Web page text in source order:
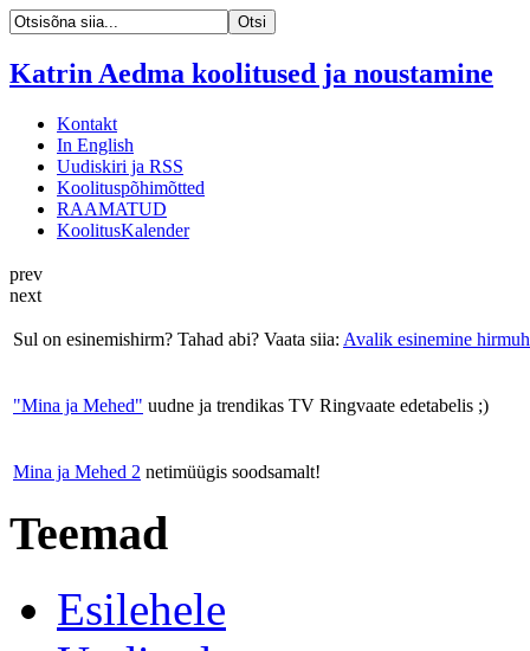
Katrin Aedma koolitused ja noustamine
Kontakt
In English
Uudiskiri ja RSS
Koolituspõhimõtted
RAAMATUD
KoolitusKalender
prev
next
Sul on esinemishirm? Tahad abi? Vaata siia: Avalik esinemine
"Mina ja Mehed" uudne ja trendikas TV Ringvaate edetabelis ;)
Mina ja Mehed 2 netimüügis soodsamalt!
Teemad
Esilehele